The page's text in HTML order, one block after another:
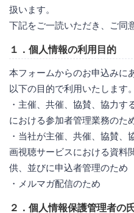
扱います。
下記をご一読いただき、ご同
１．個人情報の利用目的
本フォームからのお申込みに
以下の目的で利用いたします。
・主催、共催、協賛、協力す
における参加者管理業務のた
・当社が主催、共催、協賛
画視聴サービスにおける資料
供、並びに申込者管理のため
・メルマガ配信のため
２．個人情報保護管理者の